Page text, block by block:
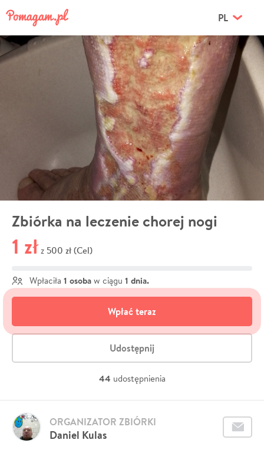
PL
Zbiórka na leczenie chorej nogi
1 zł z 500 zł (Cel)
Wpłaciła 1 osoba w ciągu 1 dnia.
Wpłać teraz
Udostępnij
44 udostępnienia
Daniel Kulas
ORGANIZATOR ZBIÓRKI